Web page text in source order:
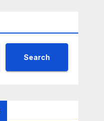
Search